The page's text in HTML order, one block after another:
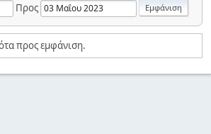
Προς
προς εμφάνιση.